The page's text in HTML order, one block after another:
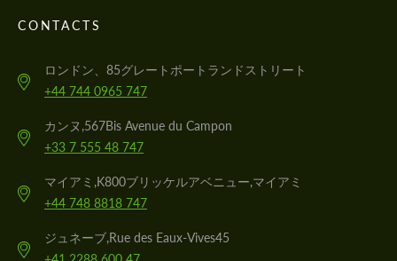
CONTACTS
ロンドン、85グレートポートランドストリート
+44 744 0965 747
カンヌ,567Bis Avenue du Campon
+33 7 555 48 747
マイアミ,K800ブリッケルアベニュー,マイアミ
+44 748 8818 747
ジュネーブ,Rue des Eaux-Vives45